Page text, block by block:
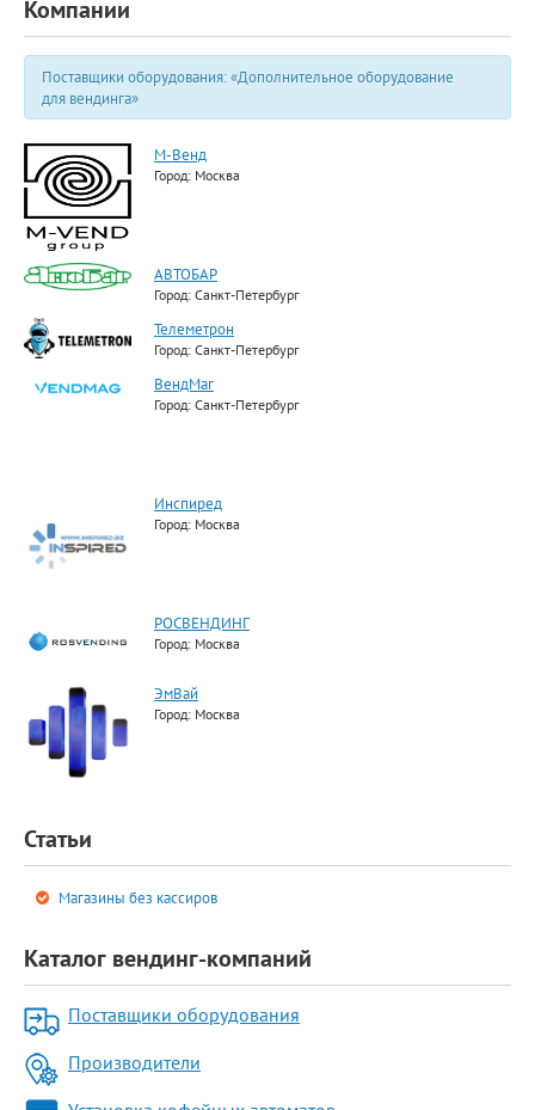
Компании
Поставщики оборудования: «Дополнительное оборудование
для вендинга»
М-Венд
Город: Москва
АВТОБАР
Город: Санкт-Петербург
Телеметрон
Город: Санкт-Петербург
ВендМаг
Город: Санкт-Петербург
Инспиред
Город: Москва
РОСВЕНДИНГ
Город: Москва
ЭмВай
Город: Москва
Статьи
Магазины без кассиров
Каталог вендинг-компаний
Поставщики оборудования
Производители